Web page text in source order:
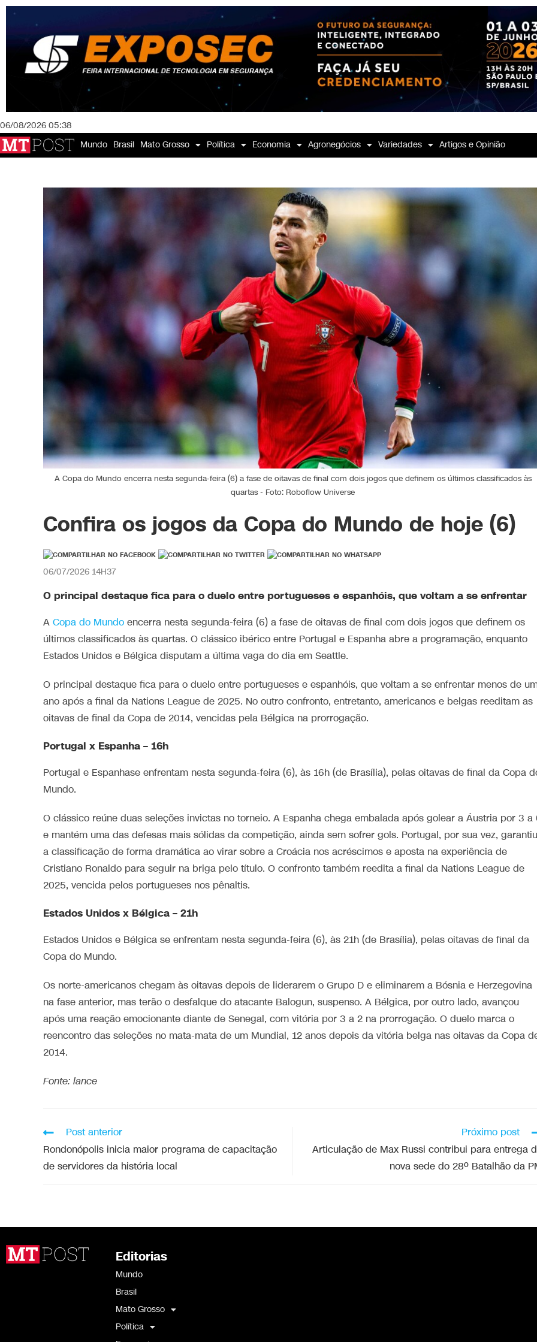
06/08/2026 05:38
Mundo Brasil Mato Grosso Política Economia Agronegócios Variedades Artigos e Opinião
A Copa do Mundo encerra nesta segunda-feira (6) a fase de oitavas de final com dois jogos que definem os últimos classificados às
quartas - Foto: Roboflow Universe
Confira os jogos da Copa do Mundo de hoje (6)
06/07/2026 14H37
O principal destaque fica para o duelo entre portugueses e espanhóis, que voltam a se enfrentar
A Copa do Mundo encerra nesta segunda-feira (6) a fase de oitavas de final com dois jogos que definem os
últimos classificados às quartas. O clássico ibérico entre Portugal e Espanha abre a programação, enquanto
Estados Unidos e Bélgica disputam a última vaga do dia em Seattle.
O principal destaque fica para o duelo entre portugueses e espanhóis, que voltam a se enfrentar menos de
ano após a final da Nations League de 2025. No outro confronto, entretanto, americanos e belgas reeditam as
oitavas de final da Copa de 2014, vencidas pela Bélgica na prorrogação.
Portugal x Espanha – 16h
Portugal e Espanhase enfrentam nesta segunda-feira (6), às 16h (de Brasília), pelas oitavas de final da Copa
Mundo.
O clássico reúne duas seleções invictas no torneio. A Espanha chega embalada após golear a Áustria por 3 a
e mantém uma das defesas mais sólidas da competição, ainda sem sofrer gols. Portugal, por sua vez, garantiu
a classificação de forma dramática ao virar sobre a Croácia nos acréscimos e aposta na experiência de
Cristiano Ronaldo para seguir na briga pelo título. O confronto também reedita a final da Nations League de
2025, vencida pelos portugueses nos pênaltis.
Estados Unidos x Bélgica – 21h
Estados Unidos e Bélgica se enfrentam nesta segunda-feira (6), às 21h (de Brasília), pelas oitavas de final da
Copa do Mundo.
Os norte-americanos chegam às oitavas depois de liderarem o Grupo D e eliminarem a Bósnia e Herzegovina
na fase anterior, mas terão o desfalque do atacante Balogun, suspenso. A Bélgica, por outro lado, avançou
após uma reação emocionante diante de Senegal, com vitória por 3 a 2 na prorrogação. O duelo marca o
reencontro das seleções no mata-mata de um Mundial, 12 anos depois da vitória belga nas oitavas da Copa
2014.
Fonte: lance
Post anterior
Rondonópolis inicia maior programa de capacitação
de servidores da história local
Próximo post
Articulação de Max Russi contribui para entrega
nova sede do 28º Batalhão da
Editorias
Mundo
Brasil
Mato Grosso
Política